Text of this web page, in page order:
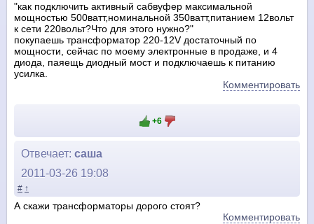
"как подключить активный сабвуфер максимальной
мощностью 500ватт,номинальной 350ватт,питанием 12вольт
к сети 220вольт?Что для этого нужно?"
покупаешь трансформатор 220-12V достаточный по
мощности, сейчас по моему электронные в продаже, и 4
диода, паяещь диодный мост и подключаешь к питанию
усилка.
Комментировать
+6
Отвечает: саша
2011-03-26 19:08
# ↑
А скажи трансформаторы дорого стоят?
Комментировать